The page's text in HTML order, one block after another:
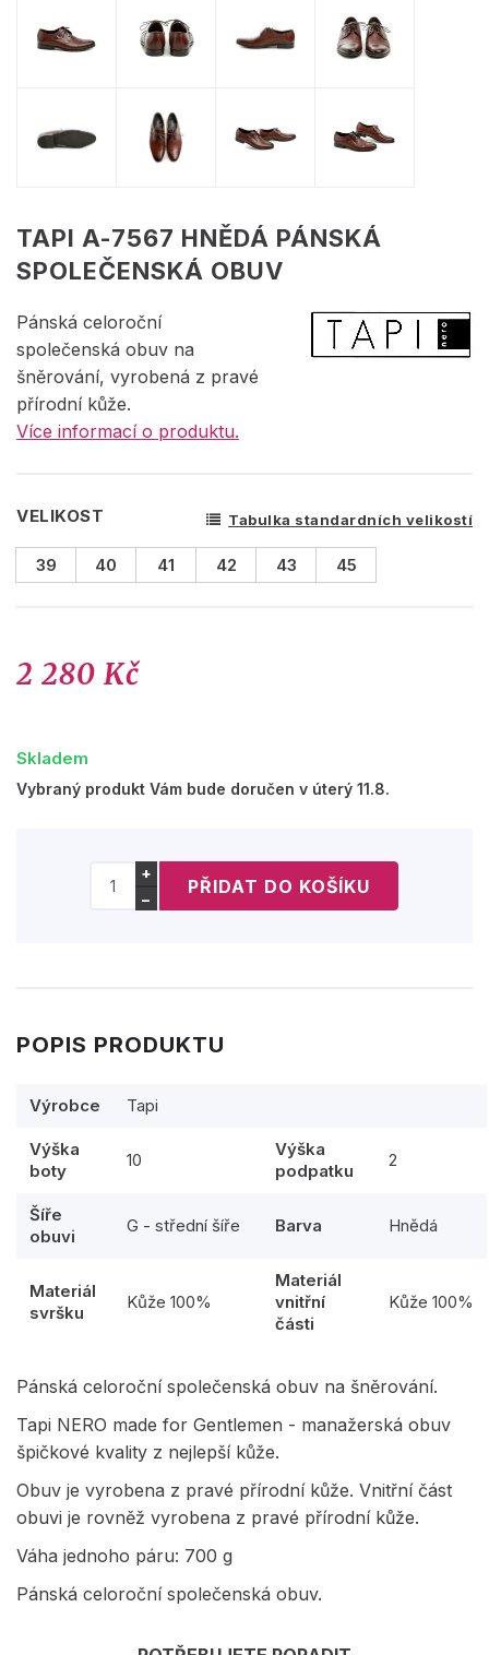
TAPI A-7567 HNĚDÁ PÁNSKÁ
SPOLEČENSKÁ OBUV
Pánská celoroční
společenská obuv na
šněrování, vyrobená z pravé
přírodní kůže.
Více informací o produktu.
VELIKOST Tabulka standardních velikostí
39 40 41 42 43 45
2 280 Kč
Skladem
Vybraný produkt Vám bude doručen v úterý 11.8.
+
−
POPIS PRODUKTU
Výrobce Tapi
Výška
boty
10
Výška
podpatku
2
Šíře
obuvi
G - střední šíře Barva Hnědá
Materiál
svršku
Kůže 100%
Materiál
vnitřní
části
Kůže 100%
Pánská celoroční společenská obuv na šněrování.
Tapi NERO made for Gentlemen - manažerská obuv
špičkové kvality z nejlepší kůže.
Obuv je vyrobena z pravé přírodní kůže. Vnitřní část
obuvi je rovněž vyrobena z pravé přírodní kůže.
Váha jednoho páru: 700 g
Pánská celoroční společenská obuv.